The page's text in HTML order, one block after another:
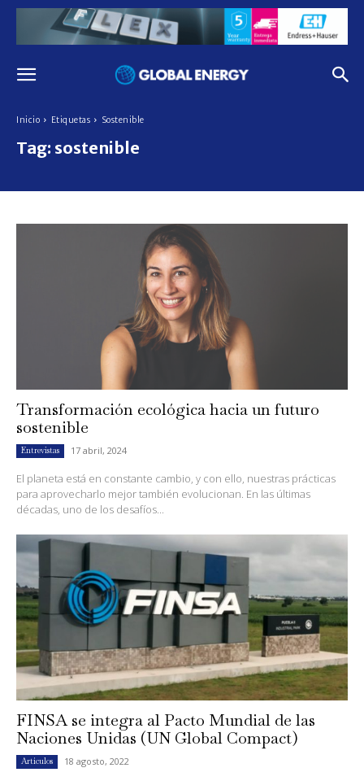
Inicio Etiquetas Sostenible
Tag: sostenible
Transformación ecológica hacia un futuro
sostenible
Entrevistas 17 abril, 2024
El planeta está en constante cambio, y con ello, nuestras prácticas
para aprovecharlo mejor también evolucionan. En las últimas
décadas, uno de los desafíos...
FINSA se integra al Pacto Mundial de las
Naciones Unidas (UN Global Compact)
Artículos 18 agosto, 2022